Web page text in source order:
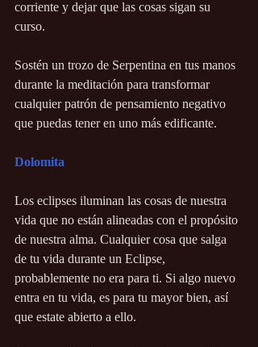
corriente y dejar que las cosas sigan su
curso.
Sostén un trozo de Serpentina en tus manos
durante la meditación para transformar
cualquier patrón de pensamiento negativo
que puedas tener en uno más edificante.
Dolomita
Los eclipses iluminan las cosas de nuestra
vida que no están alineadas con el propósito
de nuestra alma. Cualquier cosa que salga
de tu vida durante un Eclipse,
probablemente no era para ti. Si algo nuevo
entra en tu vida, es para tu mayor bien, así
que estate abierto a ello.